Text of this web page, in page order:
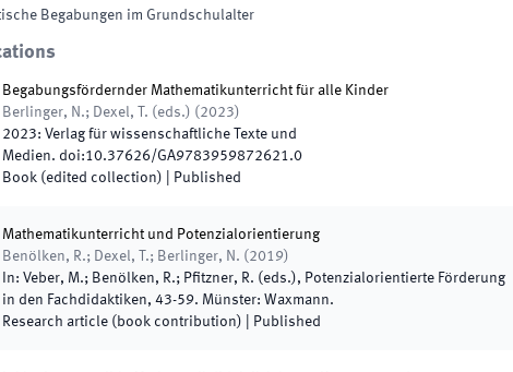
Begabungen im Grundschulalter
Begabungsfördernder Mathematikunterricht für alle Kinder
Berlinger, N.; Dexel, T. ( eds.) ( 2023)
2023: Verlag für wissenschaftliche Texte und
Medien. doi:10.37626/GA9783959872621.0
Book (edited collection)
Published
Mathematikunterricht und Potenzialorientierung
Benölken, R.; Dexel, T.; Berlinger, N. ( 2019)
In: Veber, M.; Benölken, R.; Pfitzner, R. (eds.), Potenzialorientierte Förderung
in den Fachdidaktiken, 43-59. Münster: Waxmann.
Research article (book contribution)
Published